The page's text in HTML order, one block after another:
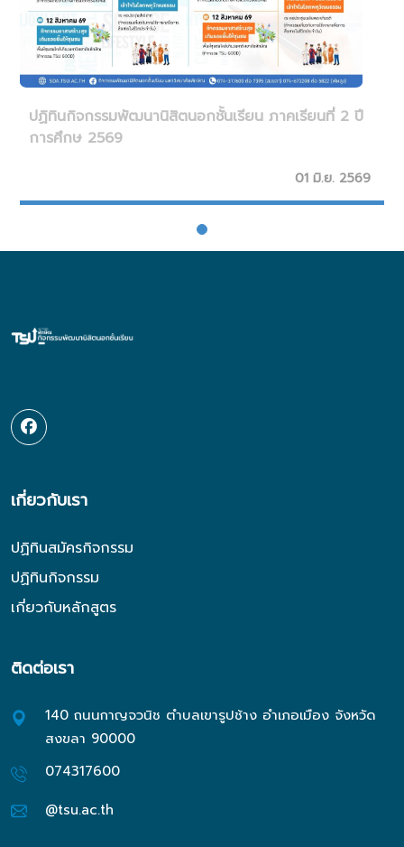
ปฏิทินกิจกรรมพัฒนานิสิตนอกชั้นเรียน ภาคเรียนที่ 2 ปี
การศึกษ 2569
01 มิ.ย. 2569
เกี่ยวกับเรา
ปฏิทินสมัครกิจกรรม
ปฏิทินกิจกรรม
เกี่ยวกับหลักสูตร
ติดต่อเรา
140 ถนนกาญจวนิช ตำบลเขารูปช้าง อำเภอเมือง จังหวัด
สงขลา 90000
074317600
@tsu.ac.th